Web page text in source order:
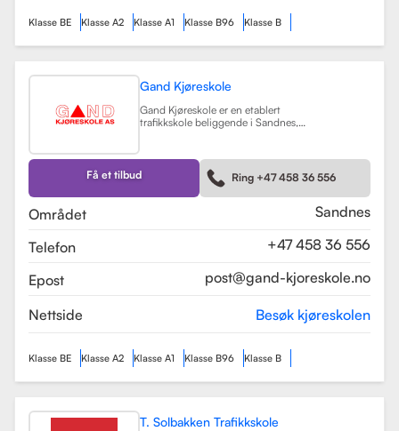
Klasse BE Klasse A2 Klasse A1 Klasse B96 Klasse B
Gand Kjøreskole
Gand Kjøreskole er en etablert
trafikkskole beliggende i Sandnes,
kjøretøyklasser. Skolen har
spesialisert seg på opplæring for
personbiler, både med manuell og
automatgir, samt motorsykler (klasse
Få et tilbud Ring +47 458 36 556
Området
Sandnes
Telefon
+47 458 36 556
Epost
post@gand-kjoreskole.no
Nettside Besøk kjøreskolen
Klasse BE Klasse A2 Klasse A1 Klasse B96 Klasse B
T. Solbakken Trafikkskole